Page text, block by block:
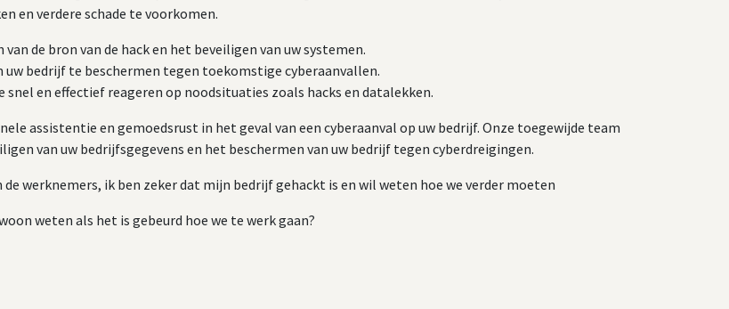
en verdere schade te voorkomen.
de bron van de hack en het beveiligen van uw systemen.
uw bedrijf te beschermen tegen toekomstige cyberaanvallen.
en effectief reageren op noodsituaties zoals hacks en datalekken.
assistentie en gemoedsrust in het geval van een cyberaanval op uw bedrijf. Onze toegewijde team
van uw bedrijfsgegevens en het beschermen van uw bedrijf tegen cyberdreigingen.
werknemers, ik ben zeker dat mijn bedrijf gehackt is en wil weten hoe we verder moeten
weten als het is gebeurd hoe we te werk gaan?